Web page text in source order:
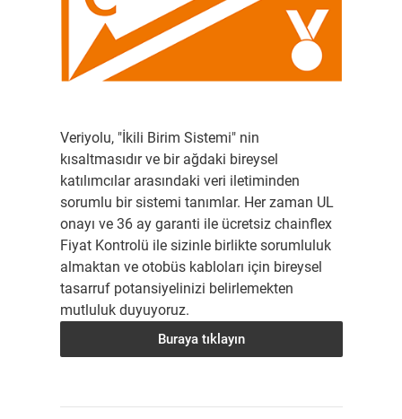
Veriyolu, "İkili Birim Sistemi" nin
kısaltmasıdır ve bir ağdaki bireysel
katılımcılar arasındaki veri iletiminden
sorumlu bir sistemi tanımlar. Her zaman UL
onayı ve 36 ay garanti ile ücretsiz chainflex
Fiyat Kontrolü ile sizinle birlikte sorumluluk
almaktan ve otobüs kabloları için bireysel
tasarruf potansiyelinizi belirlemekten
mutluluk duyuyoruz.
Buraya tıklayın